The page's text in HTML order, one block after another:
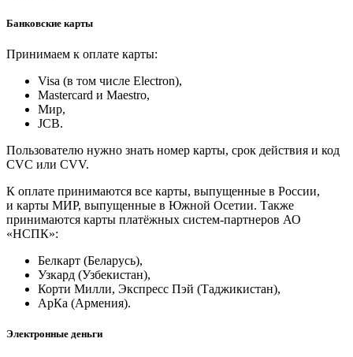
Банковские карты
Принимаем к оплате карты:
Visa (в том числе Electron),
Masterсard и Maestro,
Мир,
JCB.
Пользователю нужно знать номер карты, срок действия и код
CVC или CVV.
К оплате принимаются все карты, выпущенные в России,
и карты МИР, выпущенные в Южной Осетии. Также
принимаются карты платёжных систем-партнеров АО
«НСПК»:
Белкарт (Беларусь),
Узкард (Узбекистан),
Корти Милли, Экспресс Пэй (Таджикистан),
АрКа (Армения).
Электронные деньги